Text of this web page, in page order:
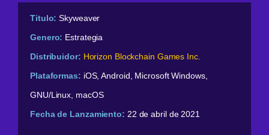
Titulo: Skyweaver
Genero: Estrategia
Distribuidor: Horizon Blockchain Games Inc.
Plataformas: iOS, Android, Microsoft Windows,
GNU/Linux, macOS
Fecha de Lanzamiento: 22 de abril de 2021